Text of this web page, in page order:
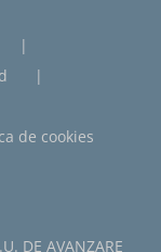
de cookies
DE AVANZARE